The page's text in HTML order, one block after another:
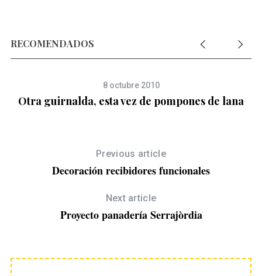
RECOMENDADOS
8 octubre 2010
Otra guirnalda, esta vez de pompones de lana
Previous article
Decoración recibidores funcionales
Next article
Proyecto panadería Serrajòrdia